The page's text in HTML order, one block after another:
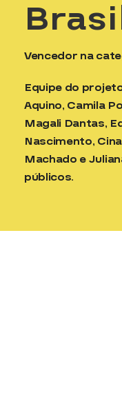
Vencedor na
Equipe do
Aquino, Camila
Magali Dantas,
Nascimento,
Machado e
públicos.